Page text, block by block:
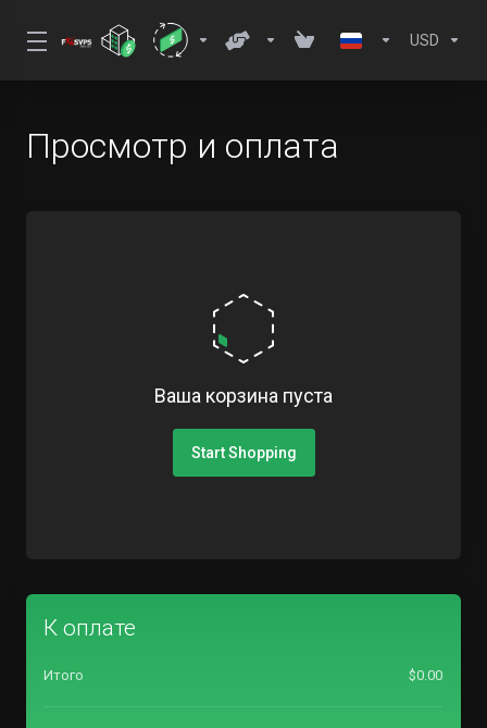
USD
Просмотр и оплата
Ваша корзина пуста
Start Shopping
К оплате
Итого $0.00